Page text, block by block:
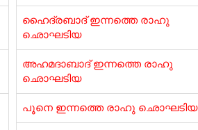
ഹൈദ്രബാദ് ഇന്നത്തെ രാഹു
ഛൊഘടിയ
അഹമദാബാദ് ഇന്നത്തെ രാഹു
ഛൊഘടിയ
പൂനെ ഇന്നത്തെ രാഹു ഛൊഘടിയ